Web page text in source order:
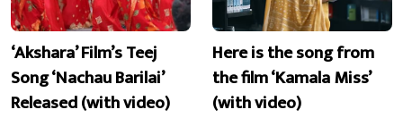
‘Akshara’ Film’s Teej
Song ‘Nachau Barilai’
Released (with video)
Here is the song from
the film ‘Kamala Miss’
(with video)